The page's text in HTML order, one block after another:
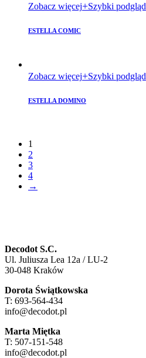
Zobacz więcej Szybki podgląd
ESTELLA COMIC
Zobacz więcej Szybki podgląd
ESTELLA DOMINO
1
2
3
4
→
Decodot S.C.
Ul. Juliusza Lea 12a / LU-2
30-048 Kraków
Dorota Świątkowska
T: 693-564-434
info@decodot.pl
Marta Miętka
T: 507-151-548
info@decodot.pl